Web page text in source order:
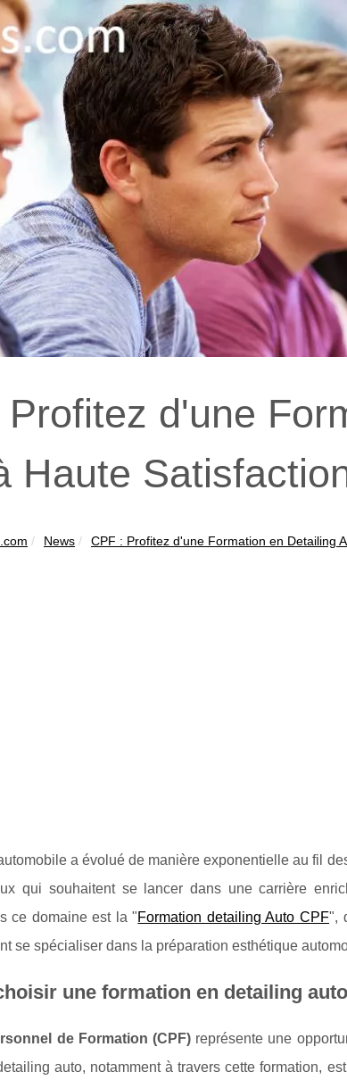
d'une
Haute
News CPF : Profitez d'une Formation en Detailing
a évolué de manière exponentielle au fil
qui souhaitent se lancer dans une carrière
ce domaine est la "Formation detailing Auto CPF",
se spécialiser dans la préparation esthétique
une formation en detailing
de Formation (CPF) représente une
auto, notamment à travers cette formation,